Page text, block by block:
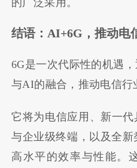
结语：AI+6G，推动电
6G是一次代际性的机遇
与AI的融合，推动电信行
它将为电信应用、新一
与企业级终端，以及全
高水平的效率与性能。